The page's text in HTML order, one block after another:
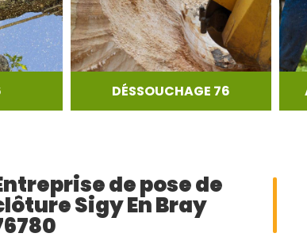
DÉSSOUCHAGE 76
de pose de
Sigy En Bray